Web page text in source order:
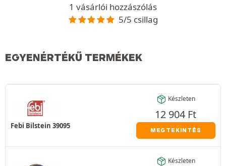
1 vásárlói hozzászólás
5/5 csillag
EGYENÉRTÉKŰ TERMÉKEK
Febi Bilstein 39095
Készleten
12 904 Ft
MEGTEKINTÉS
Készleten